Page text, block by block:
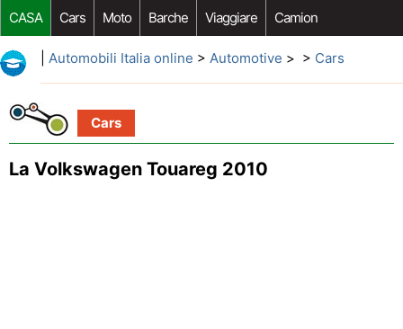
CASA Cars Moto Barche Viaggiare Camion
Riparazione Auto Acquisto Auto Car Opzioni Aftermarket
Automobili Italia online > Automotive > > Cars
Cars
La Volkswagen Touareg 2010